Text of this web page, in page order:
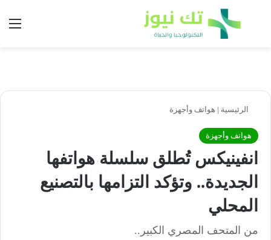
بحث عن
الرئيسية | هواتف وأجهزة
هواتف وأجهزة
انفينيكس تُطلق سلسلة هواتفها
الجديدة.. وتؤكد التزامها بالتصنيع
المحلي
من المتحف المصري الكبير..